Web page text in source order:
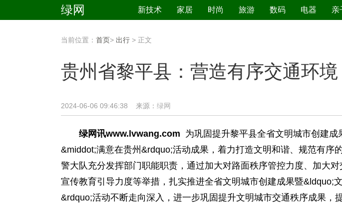
绿网 亲
电器
数码
旅游
时尚
家居
新技术
当前位置： 首页> 出行 > 正文
贵州省黎平县：营造有序交通环
2024-06-06 09:46:38 来源： 绿网
绿网讯www.lvwang.com 为巩固提升黎平县全省文明城市创建成
&middot;满意在贵州&rdquo;活动成果，着力打造文明和谐、规范有序
警大队充分发挥部门职能职责，通过加大对路面秩序管控力度、加大
宣传教育引导力度等举措，扎实推进全省文明城市创建成果暨&ldquo;
&rdquo;活动不断走向深入，进一步巩固提升文明城市交通秩序成果，